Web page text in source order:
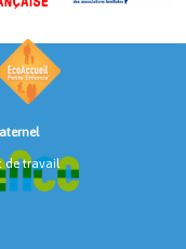
de travail